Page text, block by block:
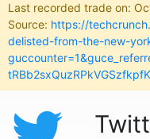
Last recorded trade on:
Source: https://
delisted-from-the-new-